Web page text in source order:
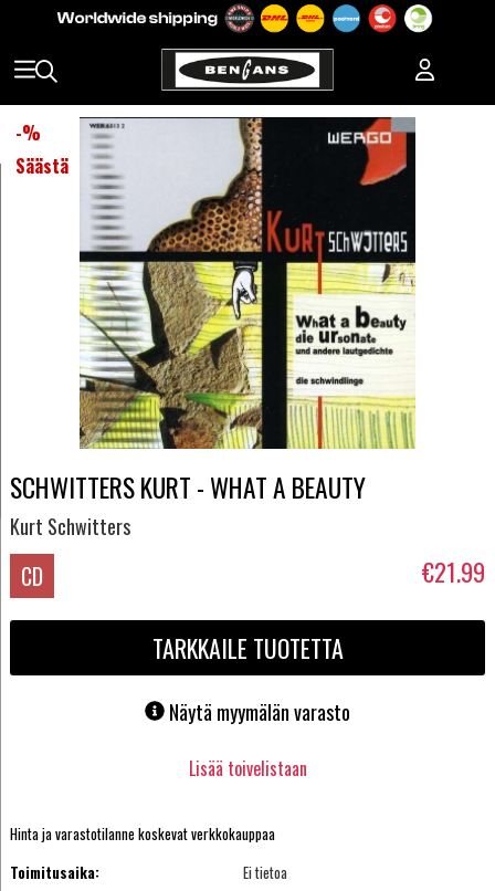
-%
Säästä
SCHWITTERS KURT - WHAT A BEAUTY
Kurt Schwitters
CD €21.99
TARKKAILE TUOTETTA
Näytä myymälän varasto
Lisää toivelistaan
Hinta ja varastotilanne koskevat verkkokauppaa
Toimitusaika:
Ei tietoa